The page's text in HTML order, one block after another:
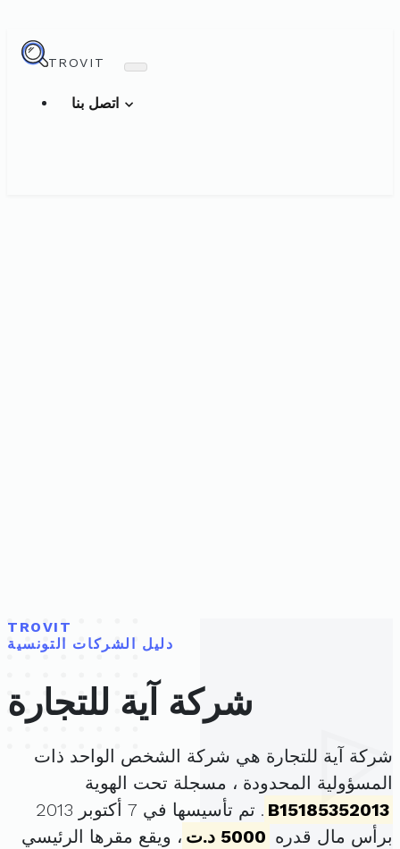
TROVIT
TROVIT
دليل الشركات التونسية
شركة آية للتجارة
شركة آية للتجارة هي شركة الشخص الواحد ذات
المسؤولية المحدودة ، مسجلة تحت الهوية
B15185352013
. تم تأسيسها في 7 أكتوبر 2013
برأس مال قدره 5000 د.ت
، ويقع مقرها الرئيسي